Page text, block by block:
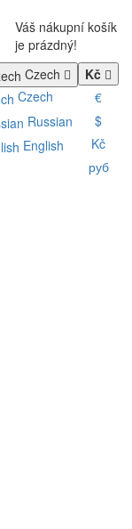
Váš nákupní košík
je prázdný!
Kč
€
$
Kč
руб
Czech
Czech
Russian
English